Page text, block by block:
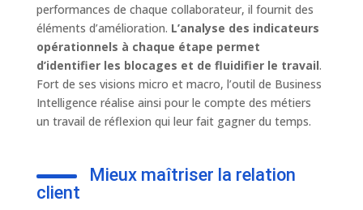
performances de chaque collaborateur, il fournit des
éléments d’amélioration. L’analyse des indicateurs
opérationnels à chaque étape permet
d’identifier les blocages et de fluidifier le travail.
Fort de ses visions micro et macro, l’outil de Business
Intelligence réalise ainsi pour le compte des métiers
un travail de réflexion qui leur fait gagner du temps.
Mieux maîtriser la relation
client